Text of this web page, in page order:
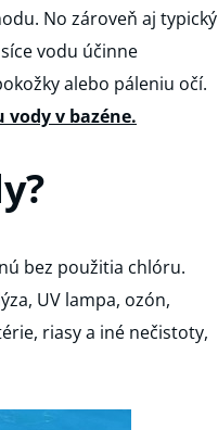
No zároveň aj typický
vodu účinne
alebo páleniu očí.
v bazéne.
bez použitia chlóru.
UV lampa, ozón,
riasy a iné nečistoty,